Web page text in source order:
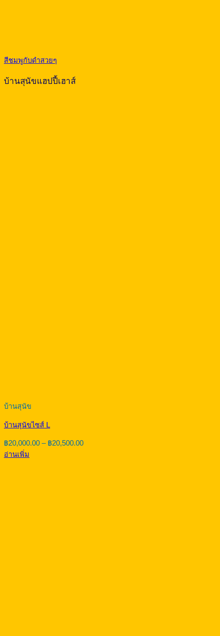
สีชมพูกับดำสวยๆ
บ้านสุนัขแฮปปี้เฮาส์
บ้านสุนัข
บ้านสุนัขไซส์ L
฿20,000.00 – ฿20,500.00Price
อ่านเพิ่ม